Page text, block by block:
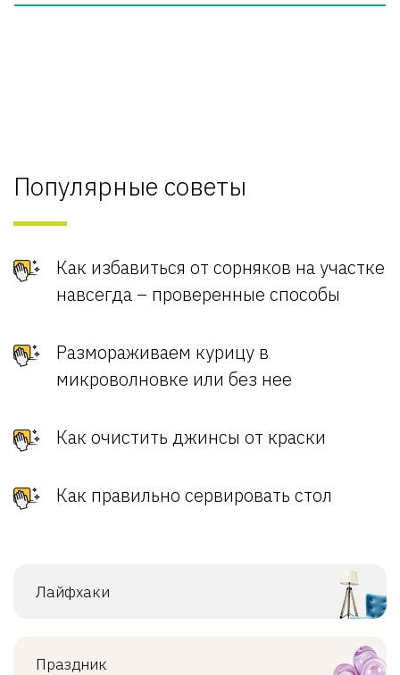
Популярные советы
Как избавиться от сорняков на участке
навсегда – проверенные способы
Размораживаем курицу в
микроволновке или без нее
Как очистить джинсы от краски
Как правильно сервировать стол
Лайфхаки
Праздник